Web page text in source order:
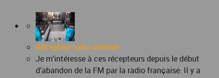
Récepteur radio internet
Je m'intéresse à ces récepteurs depuis le début
d'abandon de la FM par la radio française. Il y a